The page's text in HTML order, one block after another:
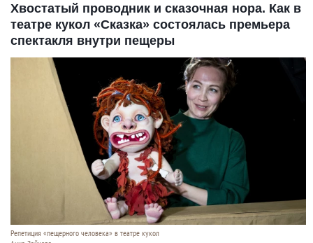
Хвостатый проводник и сказочная нора. Как в
театре кукол «Сказка» состоялась премьера
спектакля внутри пещеры
Репетиция «пещерного человека» в театре кукол